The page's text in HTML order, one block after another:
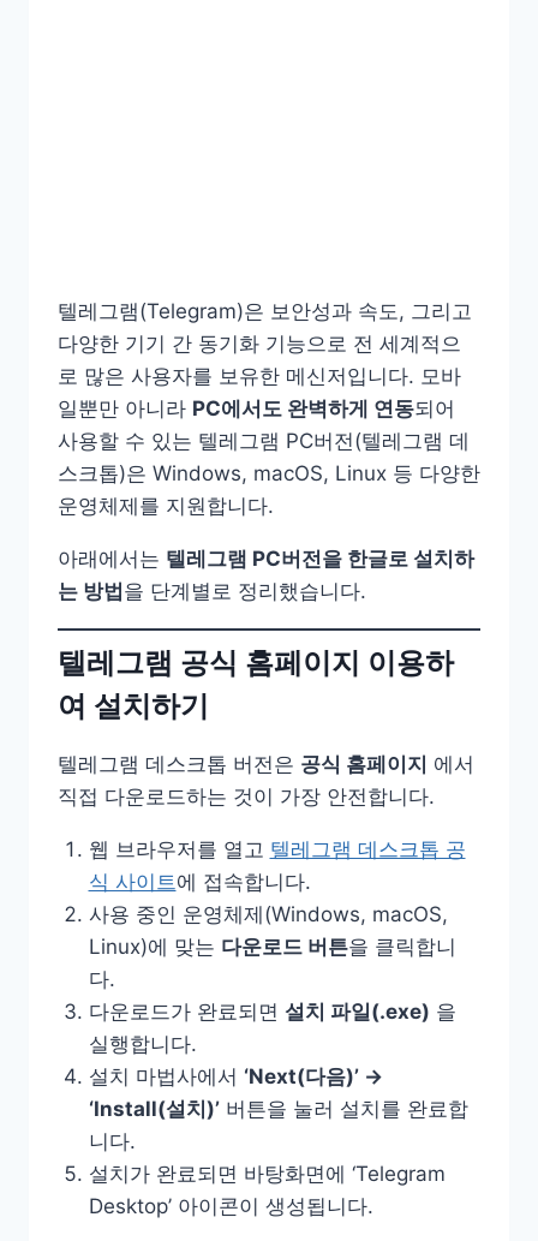
텔레그램(Telegram)은 보안성과 속도, 그리고
다양한 기기 간 동기화 기능으로 전 세계적으
로 많은 사용자를 보유한 메신저입니다. 모바
일뿐만 아니라 PC에서도 완벽하게 연동되어
사용할 수 있는 텔레그램 PC버전(텔레그램 데
스크톱)은 Windows, macOS, Linux 등 다양한
운영체제를 지원합니다.
아래에서는 텔레그램 PC버전을 한글로 설치하
는 방법 을 단계별로 정리했습니다.
텔레그램 공식 홈페이지 이용하
여 설치하기
텔레그램 데스크톱 버전은 공식 홈페이지 에서
직접 다운로드하는 것이 가장 안전합니다.
웹 브라우저를 열고 텔레그램 데스크톱 공
식 사이트 에 접속합니다.
사용 중인 운영체제(Windows, macOS,
Linux)에 맞는 다운로드 버튼을 클릭합니
다.
다운로드가 완료되면 설치 파일(.exe) 을
실행합니다.
설치 마법사에서 ‘Next(다음)’ →
‘Install(설치)’버튼을 눌러 설치를 완료합
니다.
설치가 완료되면 바탕화면에 ‘Telegram
Desktop’ 아이콘이 생성됩니다.